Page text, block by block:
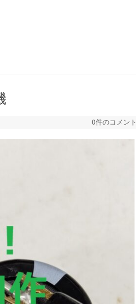
0件のコメント